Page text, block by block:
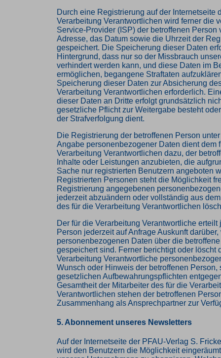
Durch eine Registrierung auf der Internetseite
Verarbeitung Verantwortlichen wird ferner die
Service-Provider (ISP) der betroffenen Person
Adresse, das Datum sowie die Uhrzeit der
gespeichert. Die Speicherung dieser Daten
Hintergrund, dass nur so der Missbrauch
verhindert werden kann, und diese Daten im
ermöglichen, begangene Straftaten
Speicherung dieser Daten zur Absicherung
Verarbeitung Verantwortlichen erforderlich.
dieser Daten an Dritte erfolgt grundsätzlich
gesetzliche Pflicht zur Weitergabe besteht
der Strafverfolgung dient.
Die Registrierung der betroffenen Person
Angabe personenbezogener Daten dient dem
Verarbeitung Verantwortlichen dazu, der
Inhalte oder Leistungen anzubieten, die
Sache nur registrierten Benutzern angeboten
Registrierten Personen steht die Möglichkeit
Registrierung angegebenen
jederzeit abzuändern oder vollständig aus
des für die Verarbeitung Verantwortlichen
Der für die Verarbeitung Verantwortliche erteilt
Person jederzeit auf Anfrage Auskunft
personenbezogenen Daten über die
gespeichert sind. Ferner berichtigt oder löscht
Verarbeitung Verantwortliche
Wunsch oder Hinweis der betroffenen Person,
gesetzlichen Aufbewahrungspflichten
Gesamtheit der Mitarbeiter des für die
Verantwortlichen stehen der betroffenen
Zusammenhang als Ansprechpartner zur
5. Abonnement unseres Newsletters
Auf der Internetseite der PFAU-Verlag S.
wird den Benutzern die Möglichkeit